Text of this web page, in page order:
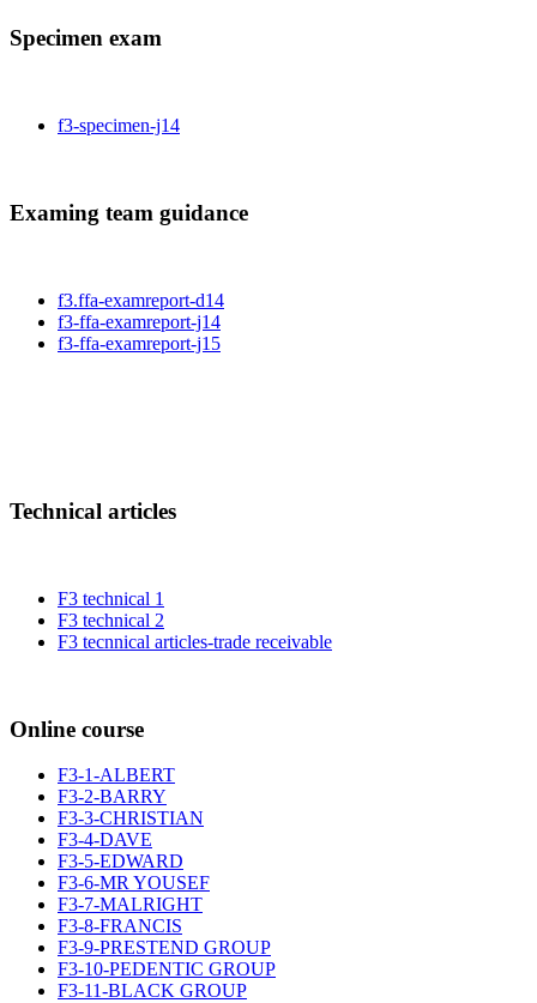
Specimen exam
f3-specimen-j14
Examing team guidance
f3.ffa-examreport-d14
f3-ffa-examreport-j14
f3-ffa-examreport-j15
Technical articles
F3 technical 1
F3 technical 2
F3 tecnnical articles-trade receivable
Online course
F3-1-ALBERT
F3-2-BARRY
F3-3-CHRISTIAN
F3-4-DAVE
F3-5-EDWARD
F3-6-MR YOUSEF
F3-7-MALRIGHT
F3-8-FRANCIS
F3-9-PRESTEND GROUP
F3-10-PEDENTIC GROUP
F3-11-BLACK GROUP